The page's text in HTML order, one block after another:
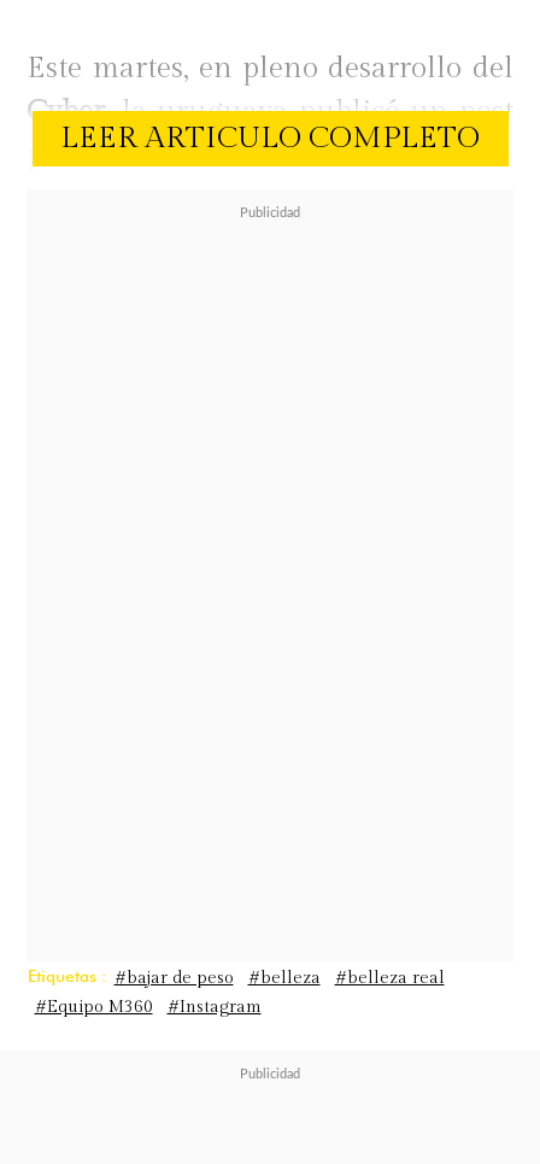
Este martes, en pleno desarrollo del
Cyber, la uruguaya publicó un post
para dar a conocer los descuentos de
sus productos. Como imagen de
LEER ARTICULO COMPLETO
Etiquetas : #bajar de peso #belleza
#belleza real
#Equipo M360
#Instagram